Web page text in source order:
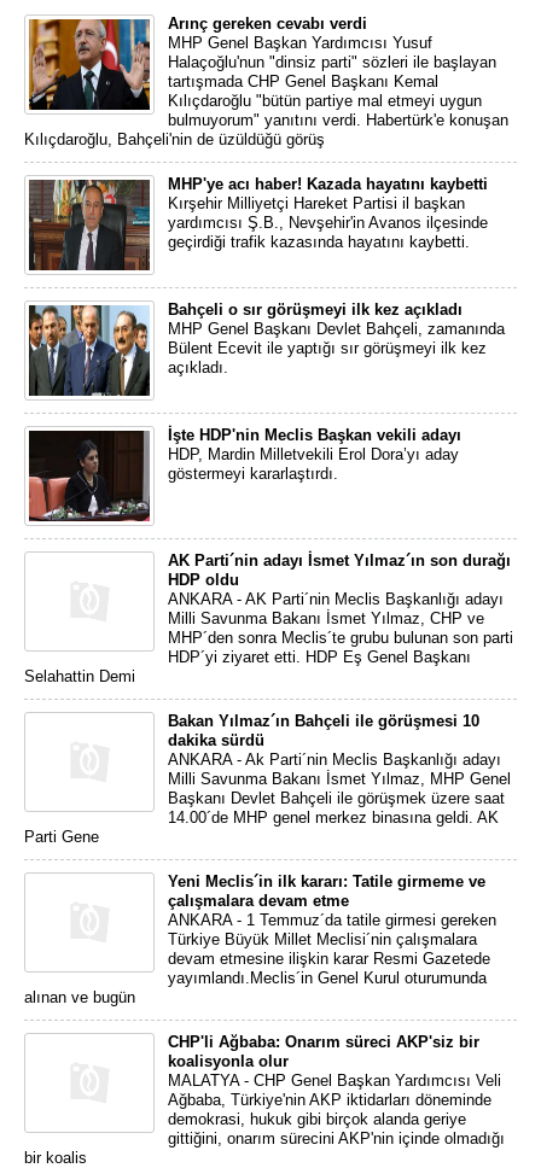
Arınç gereken cevabı verdi
MHP Genel Başkan Yardımcısı Yusuf
Halaçoğlu'nun "dinsiz parti" sözleri ile başlayan
tartışmada CHP Genel Başkanı Kemal
Kılıçdaroğlu "bütün partiye mal etmeyi uygun
bulmuyorum" yanıtını verdi. Habertürk'e konuşan
Kılıçdaroğlu, Bahçeli'nin de üzüldüğü görüş
MHP'ye acı haber! Kazada hayatını kaybetti
Kırşehir Milliyetçi Hareket Partisi il başkan
yardımcısı Ş.B., Nevşehir'in Avanos ilçesinde
geçirdiği trafik kazasında hayatını kaybetti.
Bahçeli o sır görüşmeyi ilk kez açıkladı
MHP Genel Başkanı Devlet Bahçeli, zamanında
Bülent Ecevit ile yaptığı sır görüşmeyi ilk kez
açıkladı.
İşte HDP'nin Meclis Başkan vekili adayı
HDP, Mardin Milletvekili Erol Dora’yı aday
göstermeyi kararlaştırdı.
AK Parti´nin adayı İsmet Yılmaz´ın son durağı
HDP oldu
ANKARA - AK Parti´nin Meclis Başkanlığı adayı
Milli Savunma Bakanı İsmet Yılmaz, CHP ve
MHP´den sonra Meclis´te grubu bulunan son parti
HDP´yi ziyaret etti. HDP Eş Genel Başkanı
Selahattin Demi
Bakan Yılmaz´ın Bahçeli ile görüşmesi 10
dakika sürdü
ANKARA - Ak Parti´nin Meclis Başkanlığı adayı
Milli Savunma Bakanı İsmet Yılmaz, MHP Genel
Başkanı Devlet Bahçeli ile görüşmek üzere saat
14.00´de MHP genel merkez binasına geldi. AK
Parti Gene
Yeni Meclis´in ilk kararı: Tatile girmeme ve
çalışmalara devam etme
ANKARA - 1 Temmuz´da tatile girmesi gereken
Türkiye Büyük Millet Meclisi´nin çalışmalara
devam etmesine ilişkin karar Resmi Gazetede
yayımlandı.Meclis´in Genel Kurul oturumunda
alınan ve bugün
CHP'li Ağbaba: Onarım süreci AKP'siz bir
koalisyonla olur
MALATYA - CHP Genel Başkan Yardımcısı Veli
Ağbaba, Türkiye'nin AKP iktidarları döneminde
demokrasi, hukuk gibi birçok alanda geriye
gittiğini, onarım sürecini AKP'nin içinde olmadığı
bir koalis